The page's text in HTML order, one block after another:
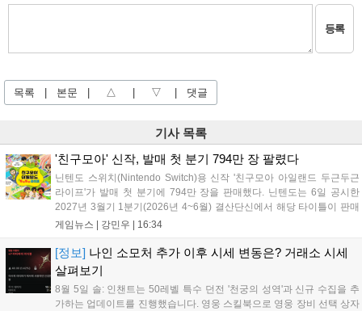
등록
목록 본문 △ ▽ 댓글
기사 목록
'친구모아' 신작, 발매 첫 분기 794만 장 팔렸다
닌텐도 스위치(Nintendo Switch)용 신작 '친구모아 아일랜드 두근두근
라이프'가 발매 첫 분기에 794만 장을 판매했다. 닌텐도는 6일 공시한
2027년 3월기 1분기(2026년 4~6월) 결산단신에서 해당 타이틀이 판매
를 크게 늘렸다고 밝혔다. 4월 16일 발매된 이 작품은 약 2개월 반 만에
게임뉴스 | 강민우 16:34
[정보] 나인 소모처 추가 이후 시세 변동은? 거래소 시세
살펴보기
8월 5일 솔: 인챈트는 50레벨 특수 던전 '천궁의 성역'과 신규 수집을 추
가하는 업데이트를 진행했습니다. 영웅 스킬북으로 영웅 장비 선택 상자